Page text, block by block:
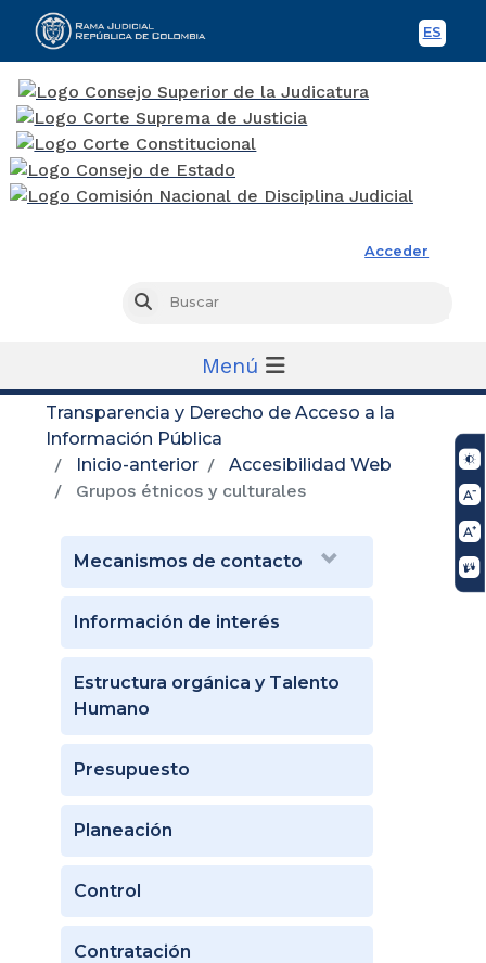
ES
Acceder
Buscar
Menú
Transparencia y Derecho de Acceso a la
Información Pública
Inicio-anterior
Accesibilidad Web
Grupos étnicos y culturales
Mecanismos de contacto
Información de interés
Estructura orgánica y Talento
Humano
Presupuesto
Planeación
Control
Contratación